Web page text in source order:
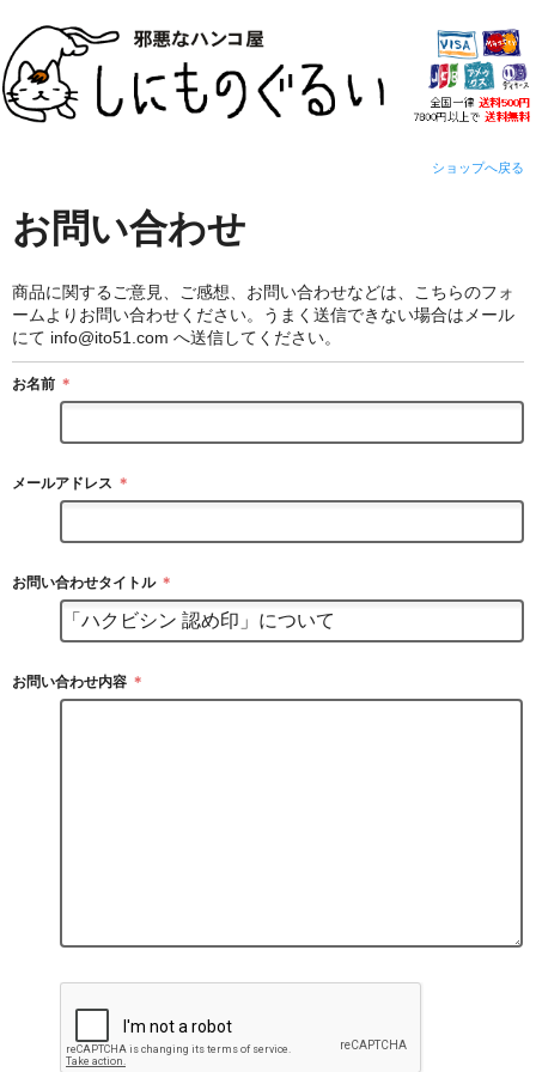
ショップへ戻る
お問い合わせ
商品に関するご意見、ご感想、お問い合わせなどは、こちらのフォ
ームよりお問い合わせください。
うまく送信できない場合はメール
にて info@ito51.com へ送信してください。
お名前 ＊
メールアドレス ＊
お問い合わせタイトル ＊
お問い合わせ内容 ＊